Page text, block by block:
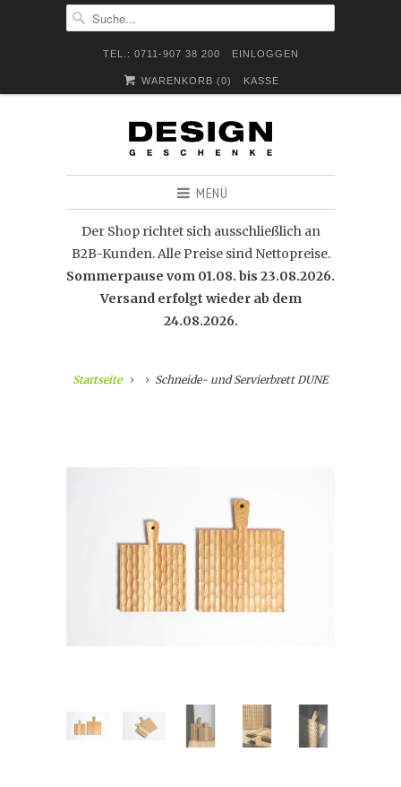
TEL.: 0711-907 38 200 EINLOGGEN
WARENKORB (0) KASSE
MENÜ
Der Shop richtet sich ausschließlich an
B2B-Kunden. Alle Preise sind Nettopreise.
Sommerpause vom 01.08. bis 23.08.2026.
Versand erfolgt wieder ab dem
24.08.2026.
Startseite Schneide- und Servierbrett DUNE